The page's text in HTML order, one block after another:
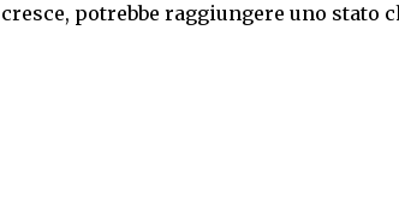
potrebbe raggiungere uno